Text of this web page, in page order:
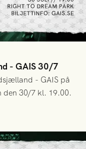
- GAIS 30/7
- GAIS på
den 30/7 kl. 19.00.